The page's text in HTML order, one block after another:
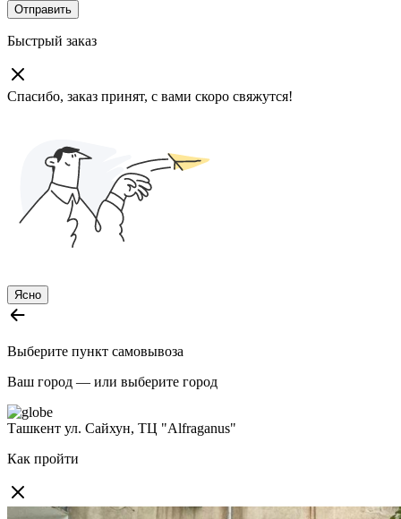
Отправить
Быстрый заказ
Спасибо, заказ принят, с вами скоро свяжутся!
Ясно
Выберите пункт самовывоза
Ваш город — или выберите город
Ташкент ул. Сайхун, ТЦ "Alfraganus"
Как пройти